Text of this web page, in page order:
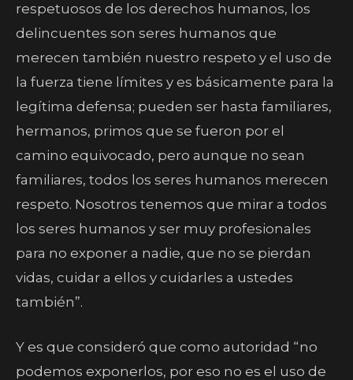
respetuosos de los derechos humanos, los
delincuentes son seres humanos que
merecen también nuestro respeto y el uso de
la fuerza tiene límites y es básicamente para la
legítima defensa; pueden ser hasta familiares,
hermanos, primos que se fueron por el
camino equivocado, pero aunque no sean
familiares, todos los seres humanos merecen
respeto. Nosotros tenemos que mirar a todos
los seres humanos y ser muy profesionales
para no exponer a nadie, que no se pierdan
vidas, cuidar a ellos y cuidarles a ustedes
también”.
Y es que consideró que como autoridad “no
podemos exponerlos, por eso no es el uso de